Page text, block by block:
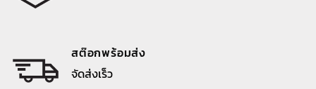
สต๊อกพร้อมส่ง
จัดส่งเร็ว